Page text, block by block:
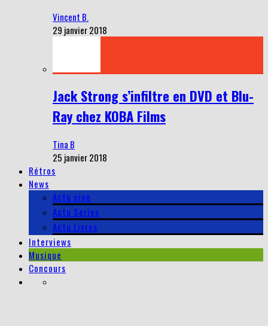
Vincent B.
29 janvier 2018
Jack Strong s’infiltre en DVD et Blu-
Ray chez KOBA Films
Tina B
25 janvier 2018
Rétros
News
Actu cine
Actu Series
Actu Livres
Interviews
Musique
Concours